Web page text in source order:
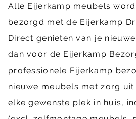
Alle Eijerkamp meubels
bezorgd met de Eijerkamp
Direct genieten van je
dan voor de Eijerkamp
professionele Eijerkamp
nieuwe meubels met zorg
elke gewenste plek in huis,